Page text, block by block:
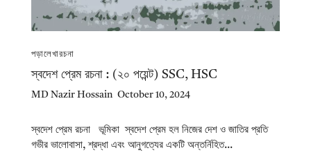
পড়ালেখারচনা
স্বদেশ প্রেম রচনা : (২০ পয়েন্ট) SSC, HSC
MD Nazir Hossain October 10, 2024
স্বদেশ প্রেম রচনা ভূমিকা স্বদেশ প্রেম হল নিজের দেশ ও জাতির প্রতি
গভীর ভালোবাসা, শ্রদ্ধা এবং আনুগত্যের একটি অন্তর্নিহিত...